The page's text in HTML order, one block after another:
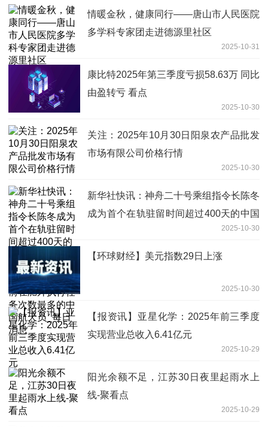
情暖金秋，健康同行——唐山市人民医院
多学科专家团走进德源里社区
2025-10-31
康比特2025年第三季度亏损58.63万 同比
由盈转亏 看点
2025-10-30
关注：2025年10月30日阳泉农产品批发
市场有限公司价格行情
2025-10-30
新华社快讯：神舟二十号乘组指令长陈冬
成为首个在轨驻留时间超过400天的中国
航天员，已累计完成6次出舱活动，成为
目前在舱外执行任务次数最多的中国航天
2025-10-30
【环球财经】美元指数29日上涨
2025-10-30
【报资讯】亚星化学：2025年前三季度
实现营业总收入6.41亿元
2025-10-29
阳光余额不足，江苏30日夜里起雨水上
线-聚看点
2025-10-29